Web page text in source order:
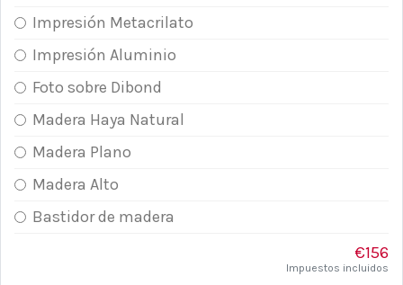
Impresión Metacrilato
Impresión Aluminio
Foto sobre Dibond
Madera Haya Natural
Madera Plano
Madera Alto
Bastidor de madera
€156
Impuestos incluidos